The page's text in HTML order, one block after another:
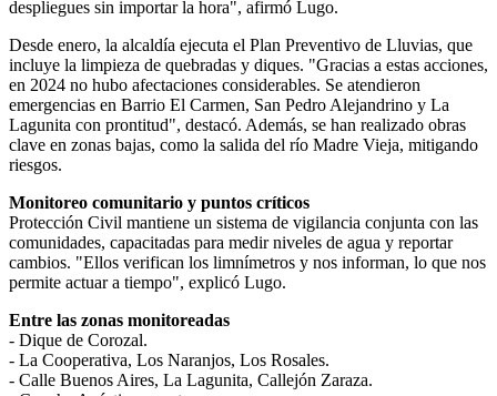
despliegues sin importar la hora", afirmó Lugo.
Desde enero, la alcaldía ejecuta el Plan Preventivo de Lluvias, que
incluye la limpieza de quebradas y diques. "Gracias a estas acciones,
en 2024 no hubo afectaciones considerables. Se atendieron
emergencias en Barrio El Carmen, San Pedro Alejandrino y La
Lagunita con prontitud", destacó. Además, se han realizado obras
clave en zonas bajas, como la salida del río Madre Vieja, mitigando
riesgos.
Monitoreo comunitario y puntos críticos
Protección Civil mantiene un sistema de vigilancia conjunta con las
comunidades, capacitadas para medir niveles de agua y reportar
cambios. "Ellos verifican los limnímetros y nos informan, lo que nos
permite actuar a tiempo", explicó Lugo.
Entre las zonas monitoreadas
- Dique de Corozal.
- La Cooperativa, Los Naranjos, Los Rosales.
- Calle Buenos Aires, La Lagunita, Callejón Zaraza.